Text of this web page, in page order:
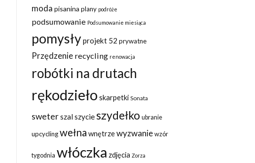
moda pisanina plany podróże
podsumowanie Podsumowanie miesiąca
pomysłyprojekt 52 prywatne
Przędzenie recycling renowacja
robótki na drutach
rękodzieło skarpetki Sonata
sweterszalszycieszydełko ubranie
upcycling wełna wnętrzewyzwanie wzór
tygodnia włóczka zdjęcia Zorza